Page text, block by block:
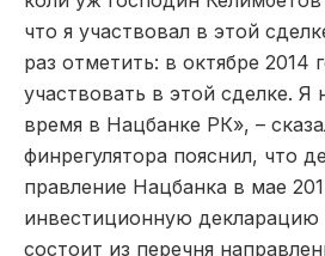
что я участвовал в этой
раз отметить: в октябре 2014
участвовать в этой сделке. Я
время в Нацбанке РК», –
финрегулятора пояснил, что
правление Нацбанка в мае
инвестиционную
состоит из перечня